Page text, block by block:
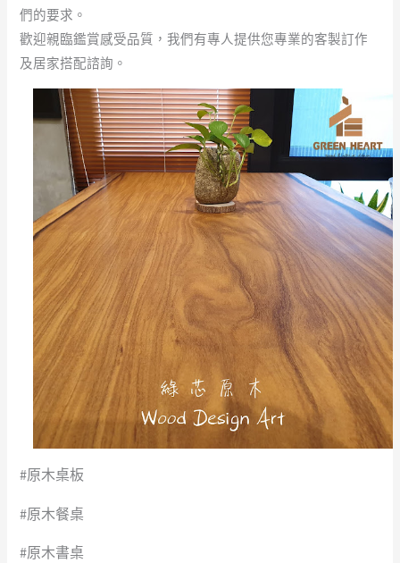
們的要求。
歡迎親臨鑑賞感受品質，我們有專人提供您專業的客製訂作
及居家搭配諮詢。
#原木桌板
#原木餐桌
#原木書桌